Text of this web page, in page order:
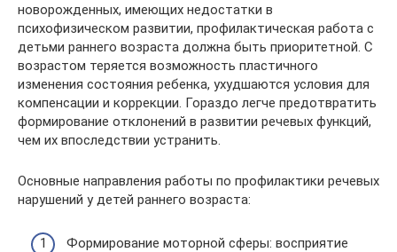
новорожденных, имеющих недостатки в
психофизическом развитии, профилактическая работа с
детьми раннего возраста должна быть приоритетной. С
возрастом теряется возможность пластичного
изменения состояния ребенка, ухудшаются условия для
компенсации и коррекции. Гораздо легче предотвратить
формирование отклонений в развитии речевых функций,
чем их впоследствии устранить.
Основные направления работы по профилактики речевых
нарушений у детей раннего возраста:
Формирование моторной сферы: восприятие